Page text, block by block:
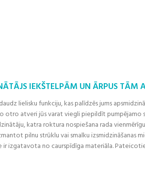
IEKŠTELPĀM UN ĀRPUS TĀM
lielisku funkciju, kas palīdzēs jums
otro atveri jūs varat viegli piepildīt
katra roktura nospiešana rada
pilnu strūklu vai smalku
izgatavota no caurspīdīga materiāla.